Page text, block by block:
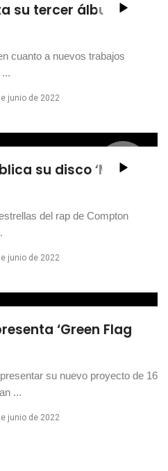
su tercer álbum de
cuanto a nuevos trabajos
junio de 2022
su disco ‘More
del rap de Compton
junio de 2022
‘Green Flag
su nuevo proyecto de 16
...
junio de 2022